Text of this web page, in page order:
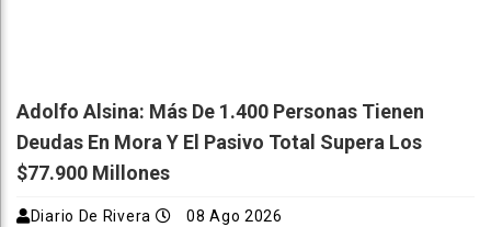
Adolfo Alsina: Más De 1.400 Personas Tienen
Deudas En Mora Y El Pasivo Total Supera Los
$77.900 Millones
Diario De Rivera 08 Ago 2026